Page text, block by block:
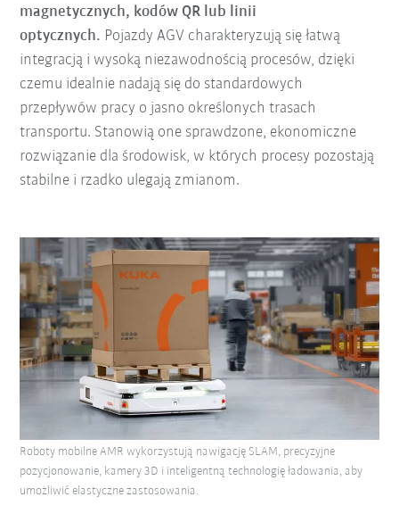
magnetycznych, kodów QR lub linii
optycznych. Pojazdy AGV charakteryzują się łatwą
integracją i wysoką niezawodnością procesów, dzięki
czemu idealnie nadają się do standardowych
przepływów pracy o jasno określonych trasach
transportu. Stanowią one sprawdzone, ekonomiczne
rozwiązanie dla środowisk, w których procesy pozostają
stabilne i rzadko ulegają zmianom.
Roboty mobilne AMR wykorzystują nawigację SLAM, precyzyjne
pozycjonowanie, kamery 3D i inteligentną technologię ładowania, aby
umożliwić elastyczne zastosowania.